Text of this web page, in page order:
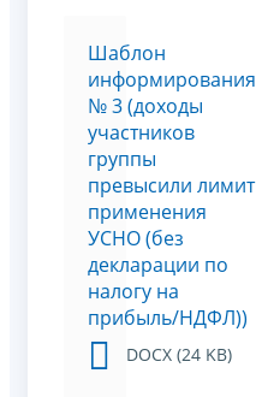
Шаблон
информирования
№ 3 (доходы
участников
группы
превысили лимит
применения
УСНО (без
декларации по
налогу на
прибыль/НДФЛ))
DOCX (24 KB)